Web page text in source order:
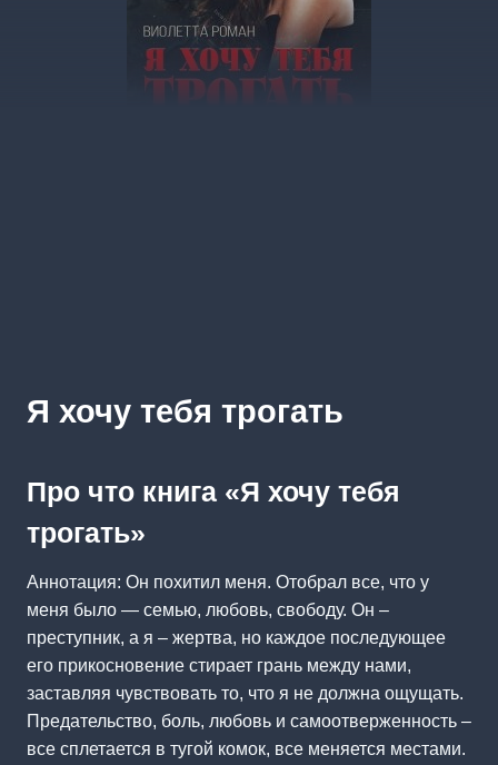
Я хочу тебя трогать
Про что книга «Я хочу тебя
трогать»
Аннотация: Он похитил меня. Отобрал все, что у
меня было — семью, любовь, свободу. Он –
преступник, а я – жертва, но каждое последующее
его прикосновение стирает грань между нами,
заставляя чувствовать то, что я не должна ощущать.
Предательство, боль, любовь и самоотверженность –
все сплетается в тугой комок, все меняется местами.